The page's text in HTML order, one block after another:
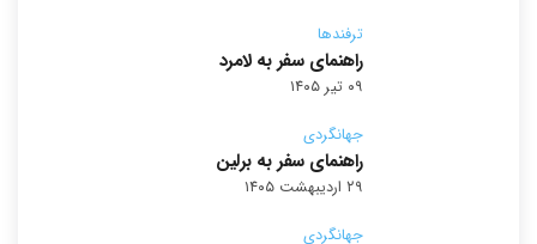
ترفندها
راهنمای سفر به لامرد
۰۹ تیر ۱۴۰۵
جهانگردی
راهنمای سفر به برلین
۲۹ اردیبهشت ۱۴۰۵
جهانگردی